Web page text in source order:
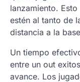
lanzamiento.
estén al tanto de
distancia a la
Un tiempo
entre un out
avance. Los